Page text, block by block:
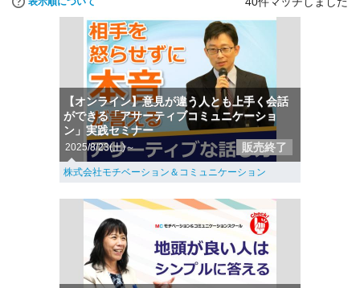
【オンライン】意見が違う人とも上手く会話
ができる「アサーティブコミュニケーショ
ン」実践セミナー
2025/8/23(土)～ 販売終了
株式会社モチベーション＆コミュニケーション